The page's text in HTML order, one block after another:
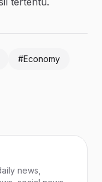
#Economy
news,